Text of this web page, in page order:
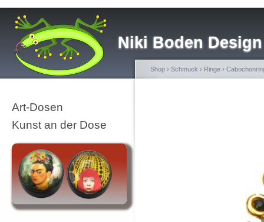
Niki Boden Design
Art-Dosen
Kunst an der Dose
Shop › Schmuck › Ringe ›